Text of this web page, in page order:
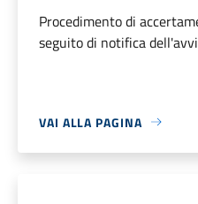
Procedimento di
seguito di notifica
VAI ALLA PAGINA